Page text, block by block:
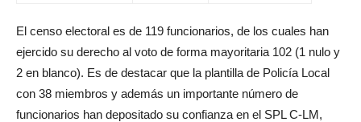
El censo electoral es de 119 funcionarios, de los cuales han
ejercido su derecho al voto de forma mayoritaria 102 (1 nulo y
2 en blanco). Es de destacar que la plantilla de Policía Local
con 38 miembros y además un importante número de
funcionarios han depositado su confianza en el SPL C-LM,